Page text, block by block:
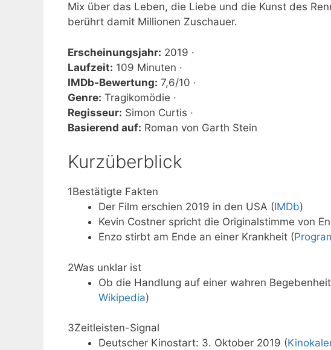
Mix über das Leben, die Liebe und die Kunst des
berührt damit Millionen Zuschauer.
Erscheinungsjahr: 2019 ·
Laufzeit: 109 Minuten ·
IMDb-Bewertung: 7,6/10 ·
Genre: Tragikomödie ·
Regisseur: Simon Curtis ·
Basierend auf: Roman von Garth Stein
Kurzüberblick
1Bestätigte Fakten
Der Film erschien 2019 in den USA (IMDb)
Kevin Costner spricht die Originalstimme von
Enzo stirbt am Ende an einer Krankheit (
2Was unklar ist
Ob die Handlung auf einer wahren
Wikipedia)
3Zeitleisten-Signal
Deutscher Kinostart: 3. Oktober 2019 (